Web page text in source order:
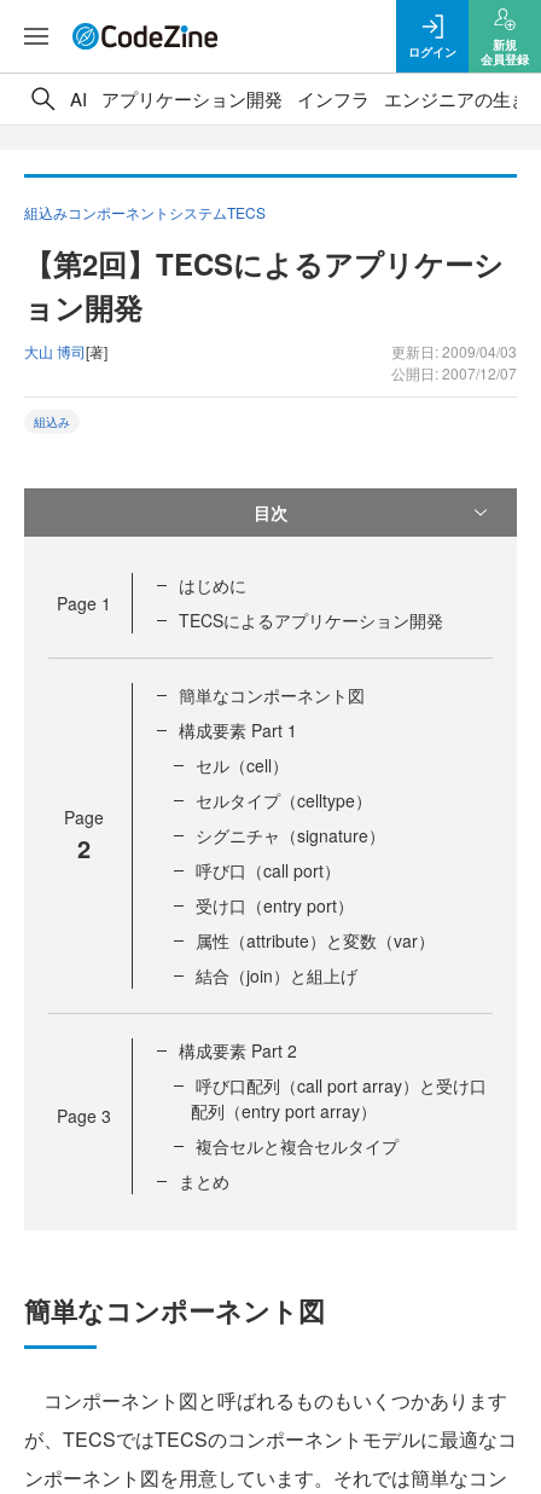
ログイン
新規
会員登録
AI アプリケーション開発 インフラ エンジニアの生き
組込みコンポーネントシステムTECS
【第2回】TECSによるアプリケーシ
ョン開発
大山 博司[著]
更新日: 2009/04/03
公開日: 2007/12/07
組込み
目次
Page 1
はじめに
TECSによるアプリケーション開発
Page
2
簡単なコンポーネント図
構成要素 Part 1
セル（cell）
セルタイプ（celltype）
シグニチャ（signature）
呼び口（call port）
受け口（entry port）
属性（attribute）と変数（var）
結合（join）と組上げ
Page 3
構成要素 Part 2
呼び口配列（call port array）と受け口
配列（entry port array）
複合セルと複合セルタイプ
まとめ
簡単なコンポーネント図
コンポーネント図と呼ばれるものもいくつかあります
が、TECSではTECSのコンポーネントモデルに最適なコ
ンポーネント図を用意しています。それでは簡単なコン